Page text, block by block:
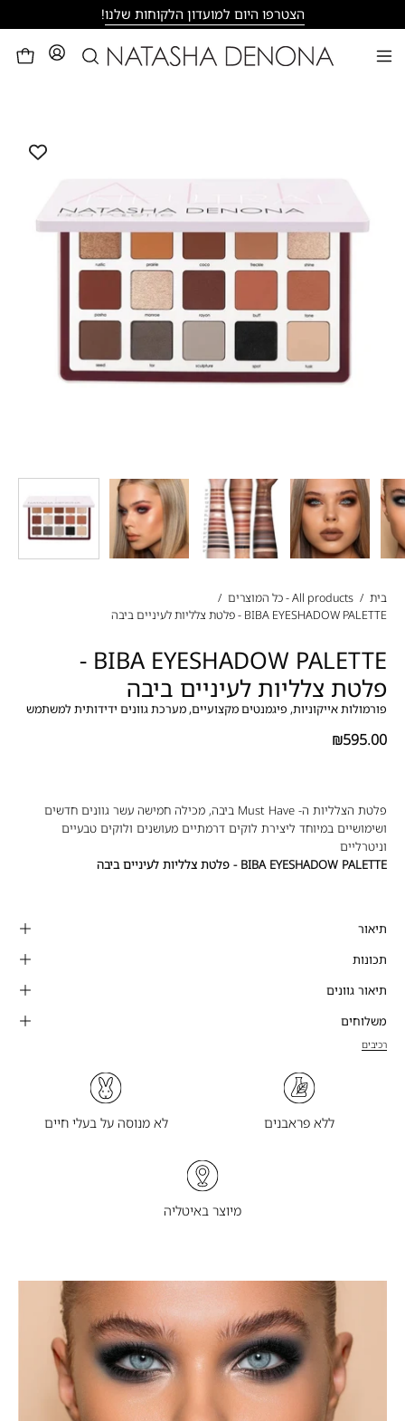
הצטרפו היום למועדון הלקוחות שלנו!
פתיחת
פתיחת
בית / All products - כל המוצרים
/
BIBA EYESHADOW PALETTE - פלטת צלליות לעיניים ביבה
BIBA EYESHADOW PALETTE -
פלטת צלליות לעיניים ביבה
פורמולות אייקוניות, פיגמנטים מקצועיים, מערכת גוונים ידידותית למשתמש
₪595.00
פלטת הצלליות ה- Must Have ביבה, מכילה חמישה עשר גוונים חדשים
ושימושיים במיוחד ליצירת לוקים דרמתיים מעושנים ולוקים טבעיים
וניטרליים
BIBA EYESHADOW PALETTE - פלטת צלליות לעיניים ביבה
תיאור
תכונות
תיאור גוונים
משלוחים
רכיבים
ללא פראבנים לא מנוסה על בעלי חיים
מיוצר באיטליה